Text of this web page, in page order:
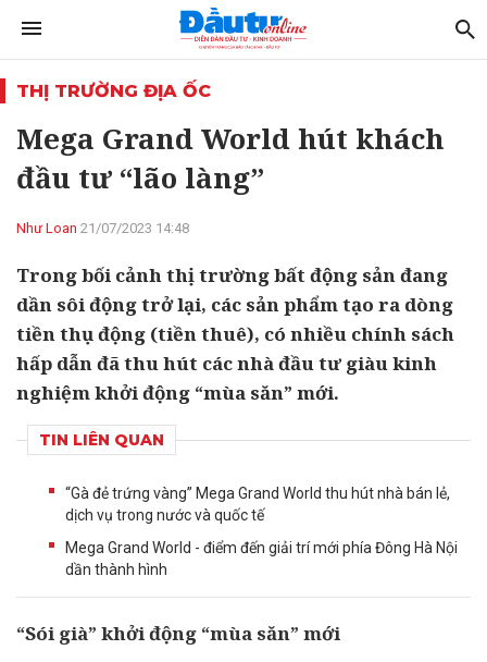
THỊ TRƯỜNG ĐỊA ỐC
Mega Grand World hút khách
đầu tư “lão làng”
Như Loan 21/07/2023 14:48
Trong bối cảnh thị trường bất động sản đang
dần sôi động trở lại, các sản phẩm tạo ra dòng
tiền thụ động (tiền thuê), có nhiều chính sách
hấp dẫn đã thu hút các nhà đầu tư giàu kinh
nghiệm khởi động “mùa săn” mới.
TIN LIÊN QUAN
“Gà đẻ trứng vàng” Mega Grand World thu hút nhà bán lẻ,
dịch vụ trong nước và quốc tế
Mega Grand World - điểm đến giải trí mới phía Đông Hà Nội
dần thành hình
“Sói già” khởi động “mùa săn” mới